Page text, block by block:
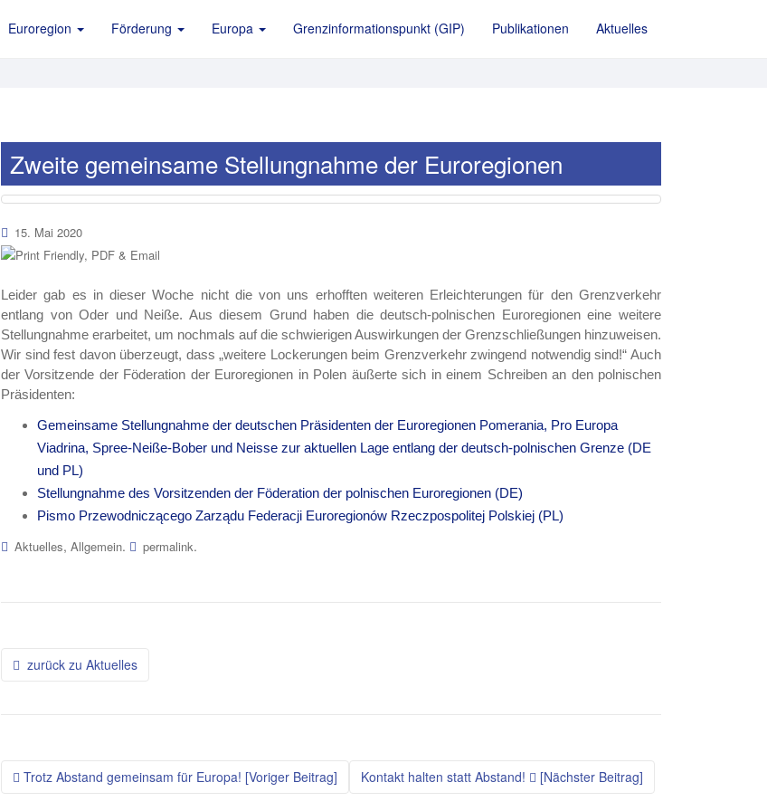
Euroregion Förderung Europa Grenzinformationspunkt (GIP) Publikationen Aktuelles
Zweite gemeinsame Stellungnahme der Euroregionen
15. Mai 2020
Leider gab es in dieser Woche nicht die von uns erhofften weiteren Erleichterungen für den Grenzverkehr
entlang von Oder und Neiße. Aus diesem Grund haben die deutsch-polnischen Euroregionen eine weitere
Stellungnahme erarbeitet, um nochmals auf die schwierigen Auswirkungen der Grenzschließungen hinzuweisen.
Wir sind fest davon überzeugt, dass „weitere Lockerungen beim Grenzverkehr zwingend notwendig sind!“ Auch
der Vorsitzende der Föderation der Euroregionen in Polen äußerte sich in einem Schreiben an den polnischen
Präsidenten:
Gemeinsame Stellungnahme der deutschen Präsidenten der Euroregionen Pomerania, Pro Europa
Viadrina, Spree-Neiße-Bober und Neisse zur aktuellen Lage entlang der deutsch-polnischen Grenze (DE
und PL)
Stellungnahme des Vorsitzenden der Föderation der polnischen Euroregionen (DE)
Pismo Przewodniczącego Zarządu Federacji Euroregionów Rzeczpospolitej Polskiej (PL)
Aktuelles, Allgemein. permalink.
Beitragsnavigation
zurück zu Aktuelles
Trotz Abstand gemeinsam für Europa! [Voriger Beitrag] Kontakt halten statt Abstand! [Nächster Beitrag]